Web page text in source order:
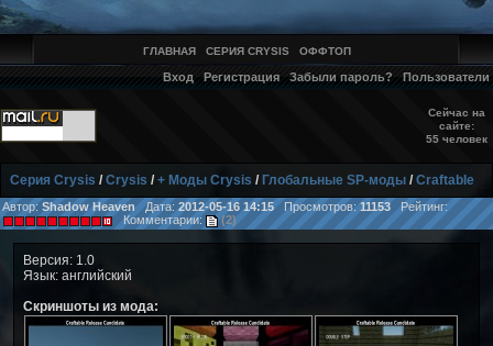
ГЛАВНАЯ СЕРИЯ CRYSIS ОФФТОП
Вход Регистрация Забыли пароль? Пользователи
Сейчас на
сайте:
55 человек
Серия Crysis /Crysis /+ Моды Crysis / Глобальные SP-моды /Craftable
Автор: Shadow HeavenДата: 2012-05-16 14:15Просмотров:11153 Рейтинг:
Комментарии:
(2)
Версия: 1.0
Язык: английский
Скриншоты из мода: